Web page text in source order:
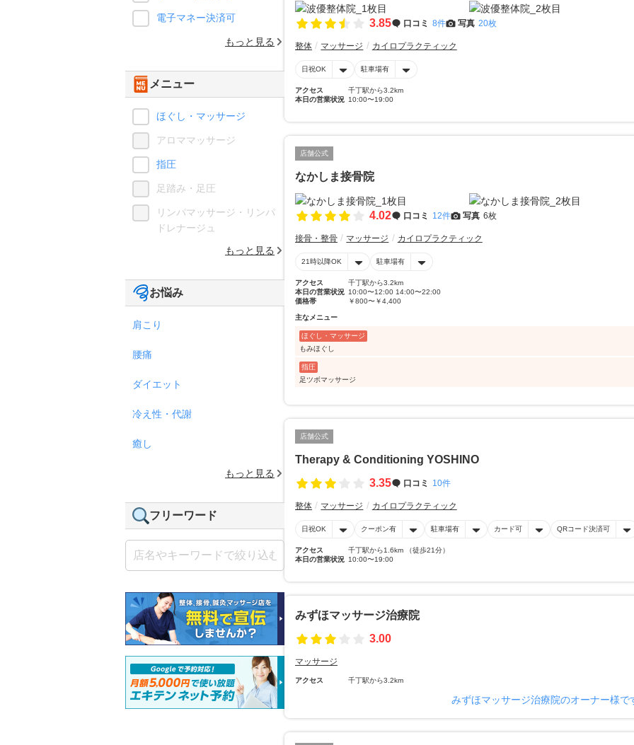
3.85 口コミ 8件 写真 20枚
整体 マッサージ カイロプラクティック
日祝OK 駐車場有
アクセス
千丁駅から3.2km
本日の営業状況 10:00〜19:00
店舗公式
なかしま接骨院
4.02 口コミ 12件 写真 6枚
接骨・整骨 マッサージ カイロプラクティック
21時以降OK 駐車場有
アクセス
千丁駅から3.2km
本日の営業状況 10:00〜12:00 14:00〜22:00
価格帯
￥800〜￥4,400
主なメニュー
ほぐし・マッサージ
もみほぐし
指圧
足ツボマッサージ
店舗公式
Therapy & Conditioning YOSHINO
3.35
口コミ 10件
整体 マッサージ カイロプラクティック
日祝OK クーポン有 駐車場有 カード可 QRコード決済可
アクセス
千丁駅から1.6km （徒歩21分）
本日の営業状況 10:00〜19:00
みずほマッサージ治療院
3.00
マッサージ
アクセス 千丁駅から3.2km
みずほマッサージ治療院のオーナー様で
電子マネー決済可
もっと見る
メニュー
ほぐし・マッサージ
アロママッサージ
指圧
足踏み・足圧
リンパマッサージ・リンパ
ドレナージュ
もっと見る
お悩み
肩こり
腰痛
ダイエット
冷え性・代謝
癒し
もっと見る
フリーワード